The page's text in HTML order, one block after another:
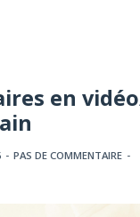
en
- PAS DE COMMENTAIRE -